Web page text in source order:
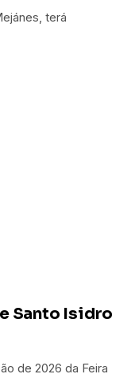
terá
Santo Isidro
de 2026 da Feira